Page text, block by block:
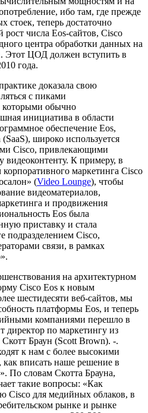
ибо там, где прежде
стоек, теперь достаточно
числа Eos-сайтов, Cisco
центра обработки данных на
ЦОД должен вступить в
года.
доказала свою
с пиками
которыми обычно
инициатива в области
обеспечение Eos,
широко используется
Cisco, привлекающими
видеоконтенту. К примеру, в
маркетинга Cisco
(Video Lounge), чтобы
видеоматериалов,
и продвижения
Eos была
приставку и стала
подразделением Cisco,
связи, в рамках
на архитектурном
Cisco Eos к новым
шестидесяти веб-сайтов, мы
платформы Eos, и теперь
компаниями перешло в
директор по маркетингу из
Браун (Scott Brown). -.
к нам с более высокими
вписать наше решение в
По словам Скотта Брауна,
такие вопросы: «Как
Cisco для медийных облаков, в
рынке и рынке